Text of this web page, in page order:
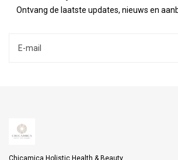
Ontvang de laatste updates, nieuws en
Chicamica Holistic Health & Beauty